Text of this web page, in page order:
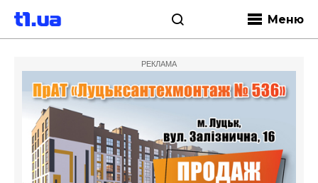
Меню
РЕКЛАМА